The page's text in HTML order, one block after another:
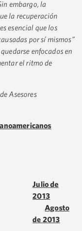
embargo, la
la recuperación
esencial que los
por sí mismos”
enfocados en
el ritmo de
Asesores
Julio de
2013
Agosto
de 2013